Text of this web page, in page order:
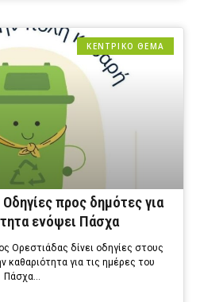
ΚΕΝΤΡΙΚΟ ΘΕΜΑ
προς δημότες για
ενόψει Πάσχα
Ορεστιάδας δίνει οδηγίες στους
καθαριότητα για τις ημέρες του
Πάσχα…